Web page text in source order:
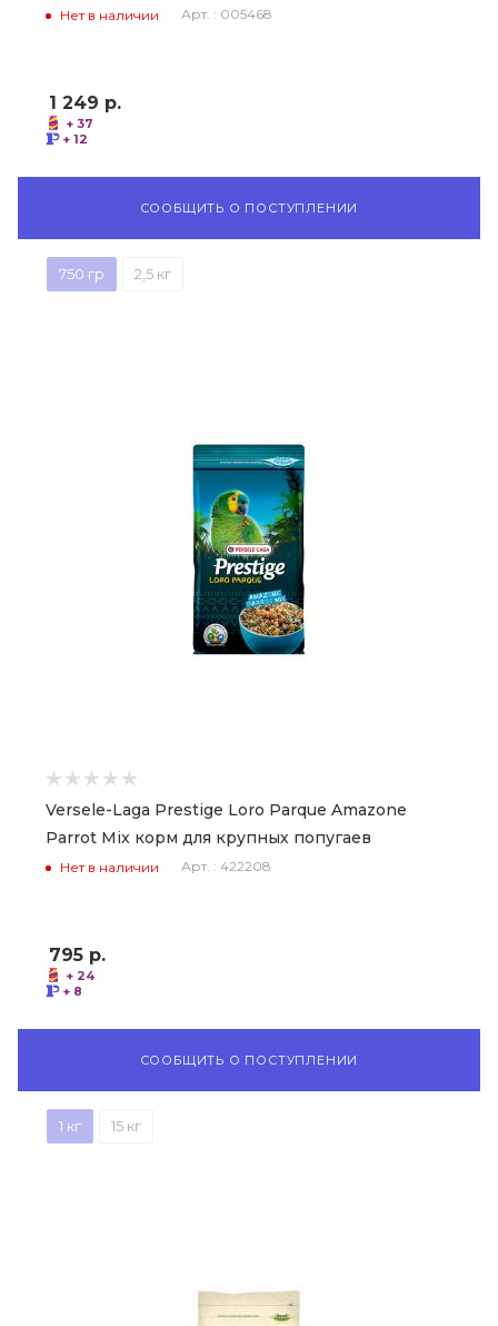
Нет в наличии Арт. : 005468
1 249 р.
+ 37
+ 12
СООБЩИТЬ О ПОСТУПЛЕНИИ
750 гр 2,5 кг
Versele-Laga Prestige Loro Parque Amazone
Parrot Mix корм для крупных попугаев
Нет в наличии Арт. : 422208
795 р.
+ 24
+ 8
СООБЩИТЬ О ПОСТУПЛЕНИИ
1 кг 15 кг